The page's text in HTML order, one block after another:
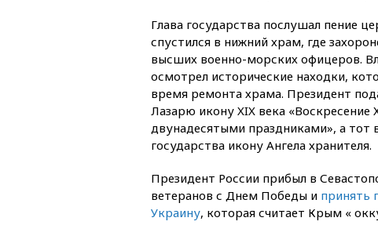
Глава государства послушал пение
спустился в нижний храм, где
высших военно-морских офицеров.
осмотрел исторические находки,
время ремонта храма. Президент
Лазарю икону XIX века «Воскресение
двунадесятыми праздниками», а тот
государства икону Ангела хранителя.
Президент России прибыл в
ветеранов с Днем Победы и принять
Украину, которая считает Крым «